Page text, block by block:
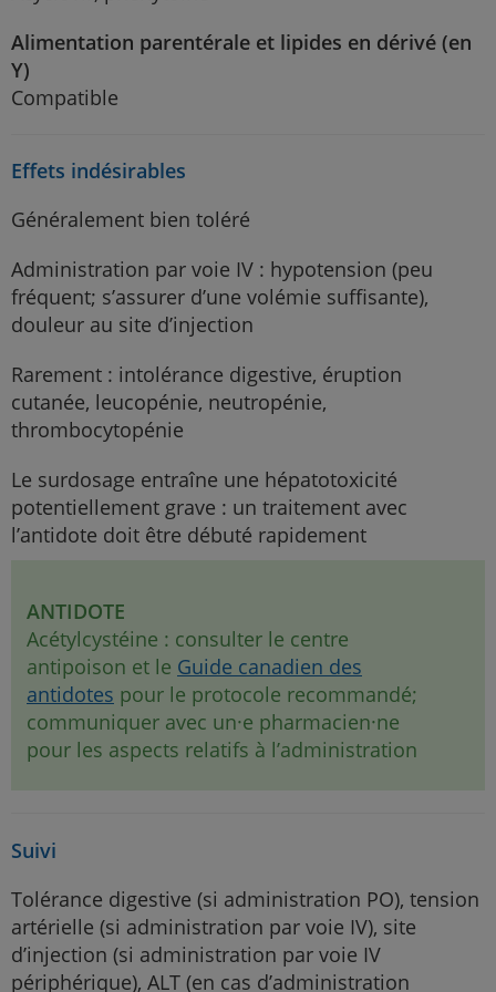
Alimentation parentérale et lipides en dérivé (en
Y)
Compatible
Effets indésirables
Généralement bien toléré
Administration par voie IV : hypotension (peu
fréquent; s’assurer d’une volémie suffisante),
douleur au site d’injection
Rarement : intolérance digestive, éruption
cutanée, leucopénie, neutropénie,
thrombocytopénie
Le surdosage entraîne une hépatotoxicité
potentiellement grave : un traitement avec
l’antidote doit être débuté rapidement
ANTIDOTE
Acétylcystéine : consulter le centre
antipoison et le Guide canadien des
antidotes pour le protocole recommandé;
communiquer avec un·e pharmacien·ne
pour les aspects relatifs à l’administration
Suivi
Tolérance digestive (si administration PO), tension
artérielle (si administration par voie IV), site
d’injection (si administration par voie IV
périphérique), ALT (en cas d’administration
pertinente pour la pratique au quotidien; il est nécessaire
de consulter la monographie des médicaments et les
ouvrages spécialisés pour les modalités complètes
responsabilité professionnelle du médecin et de l’équipe de
être requises. La dose prescrite, le mode d’administration
toujours être adaptés au patient et à sa condition.